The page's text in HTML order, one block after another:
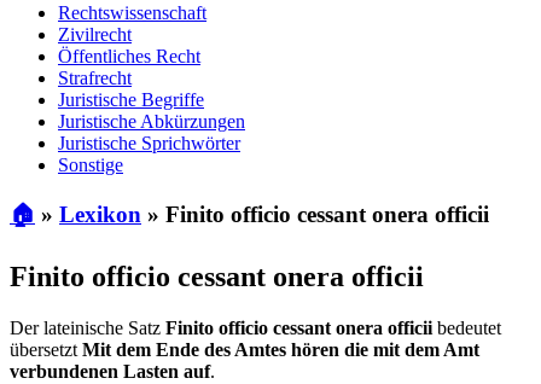
Rechtswissenschaft
Zivilrecht
Öffentliches Recht
Strafrecht
Juristische Begriffe
Juristische Abkürzungen
Juristische Sprichwörter
Sonstige
🏠 » Lexikon » Finito officio cessant onera officii
Finito officio cessant onera officii
Der lateinische Satz Finito officio cessant onera officii bedeutet
übersetzt Mit dem Ende des Amtes hören die mit dem Amt
verbundenen Lasten auf.